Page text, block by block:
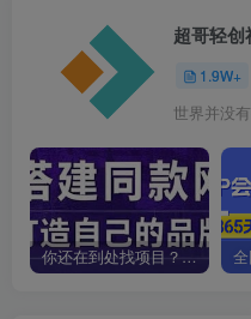
超哥轻创
1.9W+
世界并没
你还在到处找项目？还在当韭菜？我靠卖项目一个月收入5万+，曾经我也是个失败者。